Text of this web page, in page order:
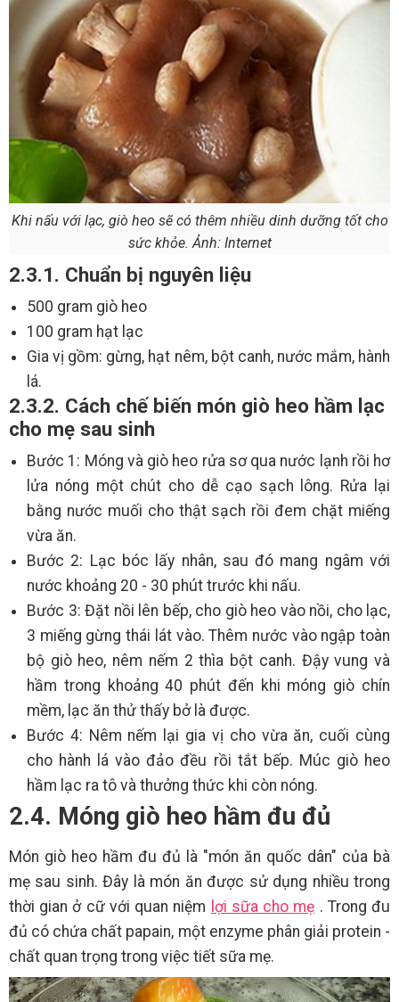
Khi nấu với lạc, giò heo sẽ có thêm nhiều dinh dưỡng tốt cho
sức khỏe. Ảnh: Internet
2.3.1. Chuẩn bị nguyên liệu
500 gram giò heo
100 gram hạt lạc
Gia vị gồm: gừng, hạt nêm, bột canh, nước mắm, hành
lá.
2.3.2. Cách chế biến món giò heo hầm lạc
cho mẹ sau sinh
Bước 1: Móng và giò heo rửa sơ qua nước lạnh rồi hơ
lửa nóng một chút cho dễ cạo sạch lông. Rửa lại
bằng nước muối cho thật sạch rồi đem chặt miếng
vừa ăn.
Bước 2: Lạc bóc lấy nhân, sau đó mang ngâm với
nước khoảng 20 - 30 phút trước khi nấu.
Bước 3: Đặt nồi lên bếp, cho giò heo vào nồi, cho lạc,
3 miếng gừng thái lát vào. Thêm nước vào ngập toàn
bộ giò heo, nêm nếm 2 thìa bột canh. Đậy vung và
hầm trong khoảng 40 phút đến khi móng giò chín
mềm, lạc ăn thử thấy bở là được.
Bước 4: Nêm nếm lại gia vị cho vừa ăn, cuối cùng
cho hành lá vào đảo đều rồi tắt bếp. Múc giò heo
hầm lạc ra tô và thưởng thức khi còn nóng.
2.4. Móng giò heo hầm đu đủ
Món giò heo hầm đu đủ là "món ăn quốc dân" của bà
mẹ sau sinh. Đây là món ăn được sử dụng nhiều trong
thời gian ở cữ với quan niệm lợi sữa cho mẹ . Trong đu
đủ có chứa chất papain, một enzyme phân giải protein -
chất quan trọng trong việc tiết sữa mẹ.